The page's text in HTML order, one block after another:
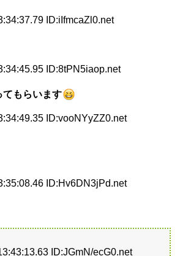
ID:iIfmcaZl0.net
ID:8tPN5iaop.net
てもらいます
ID:vooNYyZZ0.net
ID:Hv6DN3jPd.net
ID:JGmN/ecG0.net